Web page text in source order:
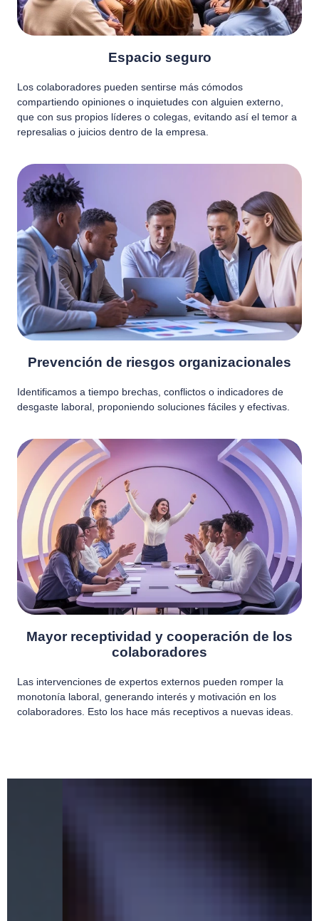
Espacio seguro
Los colaboradores pueden sentirse más cómodos
compartiendo opiniones o inquietudes con alguien externo,
que con sus propios líderes o colegas, evitando así el temor a
represalias o juicios dentro de la empresa.
Prevención de riesgos organizacionales
Identificamos a tiempo brechas, conflictos o indicadores de
desgaste laboral, proponiendo soluciones fáciles y efectivas.
Mayor receptividad y cooperación de los
colaboradores
Las intervenciones de expertos externos pueden romper la
monotonía laboral, generando interés y motivación en los
colaboradores. Esto los hace más receptivos a nuevas ideas.